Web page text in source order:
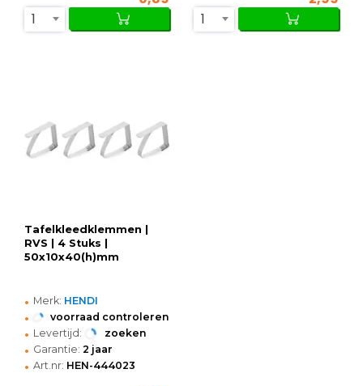
1
1
Tafelkleedklemmen |
RVS | 4 Stuks |
50x10x40(h)mm
• Merk: HENDI
• voorraad controleren
• Levertijd: zoeken
• Garantie: 2 jaar
• Art.nr: HEN-444023